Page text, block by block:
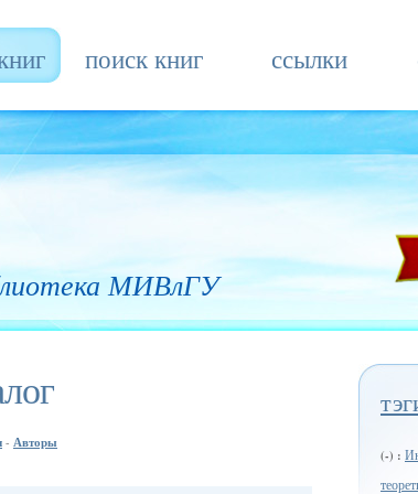
поиск книг ссылки
МИВлГУ
- Авторы
(-) :